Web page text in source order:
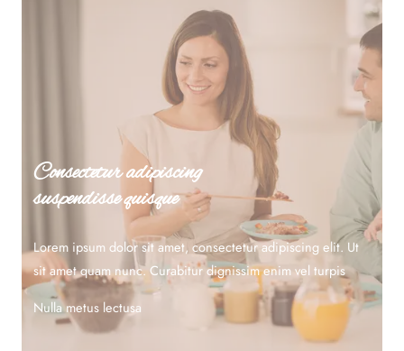
Consectetur adipiscing
suspendisse quisque
Lorem ipsum dolor sit amet, consectetur adipiscing elit. Ut
sit amet quam nunc. Curabitur dignissim enim vel turpis
Nulla metus lectusa